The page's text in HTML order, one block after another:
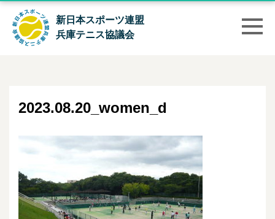
新日本スポーツ連盟
兵庫テニス協議会
2023.08.20_women_d